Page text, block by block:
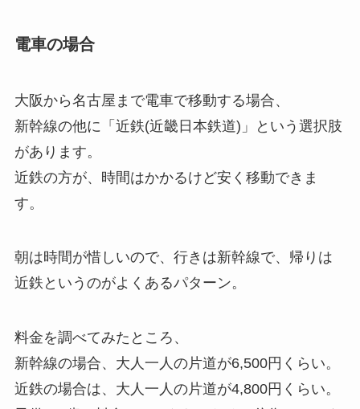
電車の場合
大阪から名古屋まで電車で移動する場合、
新幹線の他に「近鉄(近畿日本鉄道)」という選択肢
があります。
近鉄の方が、時間はかかるけど安く移動できま
す。
朝は時間が惜しいので、行きは新幹線で、帰りは
近鉄というのがよくあるパターン。
料金を調べてみたところ、
新幹線の場合、大人一人の片道が6,500円くらい。
近鉄の場合は、大人一人の片道が4,800円くらい。